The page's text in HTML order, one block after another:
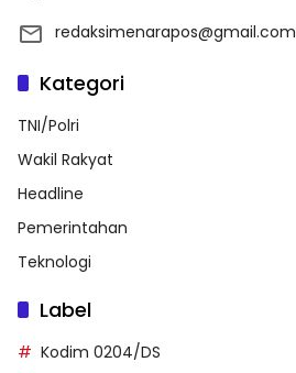
redaksimenarapos@gmail.com
Kategori
TNI/Polri
Wakil Rakyat
Headline
Pemerintahan
Teknologi
Label
Kodim 0204/DS